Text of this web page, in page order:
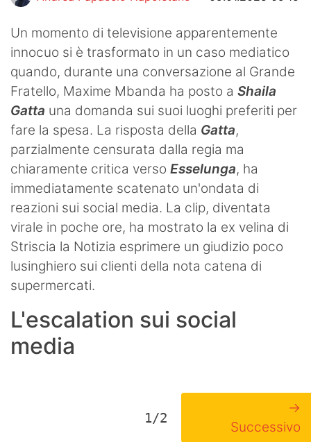
Turismo
Eventi
Un momento di televisione apparentemente
innocuo si è trasformato in un caso mediatico
quando, durante una conversazione al Grande
Fratello, Maxime Mbanda ha posto a Shaila
Gatta una domanda sui suoi luoghi preferiti per
fare la spesa. La risposta della Gatta,
parzialmente censurata dalla regia ma
chiaramente critica verso Esselunga, ha
immediatamente scatenato un'ondata di
reazioni sui social media. La clip, diventata
virale in poche ore, ha mostrato la ex velina di
Striscia la Notizia esprimere un giudizio poco
lusinghiero sui clienti della nota catena di
supermercati.
L'escalation sui social
media
1/2
→
Successivo